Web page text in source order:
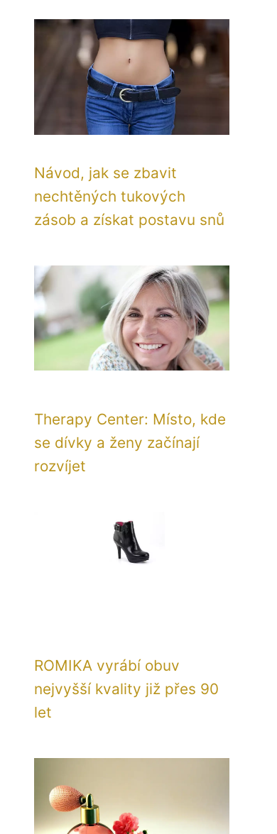
Návod, jak se zbavit
nechtěných tukových
zásob a získat postavu snů
Therapy Center: Místo, kde
se dívky a ženy začínají
rozvíjet
ROMIKA vyrábí obuv
nejvyšší kvality již přes 90
let